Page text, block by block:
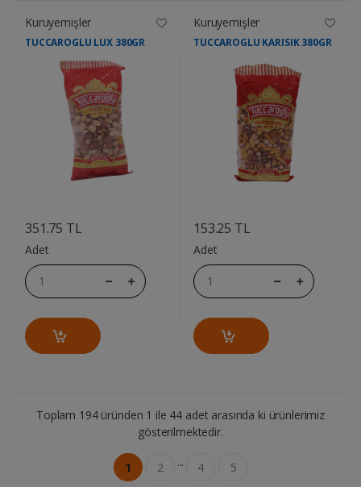
Kuruyemişler
TUCCAROGLU LUX 380GR
351.75 TL
Adet
Kuruyemişler
TUCCAROGLU KARISIK 380GR
153.25 TL
Adet
Toplam 194 üründen 1 ile 44 adet arasında ki ürünlerimiz
gösterilmektedir.
1 2 ... 4 5